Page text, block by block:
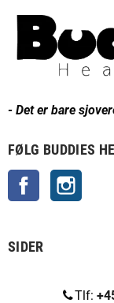
- Det er bare
FØLG BUDDIES
Facebook
SIDER
Tlf: